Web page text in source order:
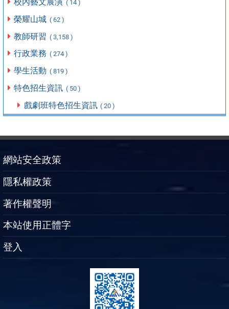
( 14 )
榮耀山城 ( 62 )
教師研習 ( 3,158 )
行政業務 ( 274 )
學生活動 ( 819 )
特色招生資訊 ( 50 )
戲劇班特色招生資訊 ( 20 )
網站安全政策
隱私權政策
著作權聲明
本站使用正體字
登入